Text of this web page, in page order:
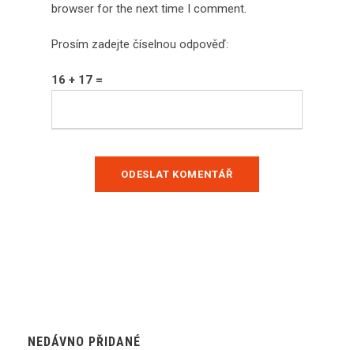
browser for the next time I comment.
Prosím zadejte číselnou odpověď:
16 + 17 =
NEDÁVNO PŘIDANÉ